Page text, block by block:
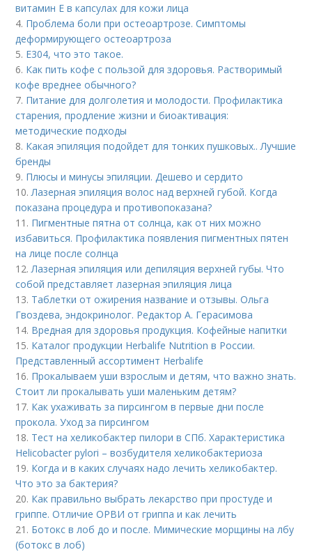
витамин E в капсулах для кожи лица
4. Проблема боли при остеоартрозе. Симптомы
деформирующего остеоартроза
5. Е304, что это такое.
6. Как пить кофе с пользой для здоровья. Растворимый
кофе вреднее обычного?
7. Питание для долголетия и молодости. Профилактика
старения, продление жизни и биоактивация:
методические подходы
8. Какая эпиляция подойдет для тонких пушковых.. Лучшие
бренды
9. Плюсы и минусы эпиляции. Дешево и сердито
10. Лазерная эпиляция волос над верхней губой. Когда
показана процедура и противопоказана?
11. Пигментные пятна от солнца, как от них можно
избавиться. Профилактика появления пигментных пятен
на лице после солнца
12. Лазерная эпиляция или депиляция верхней губы. Что
собой представляет лазерная эпиляция лица
13. Таблетки от ожирения название и отзывы. Ольга
Гвоздева, эндокринолог. Редактор А. Герасимова
14. Вредная для здоровья продукция. Кофейные напитки
15. Каталог продукции Herbalife Nutrition в России.
Представленный ассортимент Herbalife
16. Прокалываем уши взрослым и детям, что важно знать.
Стоит ли прокалывать уши маленьким детям?
17. Как ухаживать за пирсингом в первые дни после
прокола. Уход за пирсингом
18. Тест на хеликобактер пилори в СПб. Характеристика
Helicobacter pylori – возбудителя хеликобактериоза
19. Когда и в каких случаях надо лечить хеликобактер.
Что это за бактерия?
20. Как правильно выбрать лекарство при простуде и
гриппе. Отличие ОРВИ от гриппа и как лечить
21. Ботокс в лоб до и после. Мимические морщины на лбу
(ботокс в лоб)